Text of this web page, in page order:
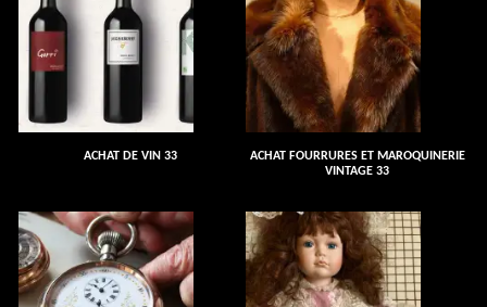
ACHAT DE VIN 33
ACHAT FOURRURES ET MAROQUINERIE
VINTAGE 33